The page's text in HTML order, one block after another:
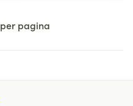
per pagina